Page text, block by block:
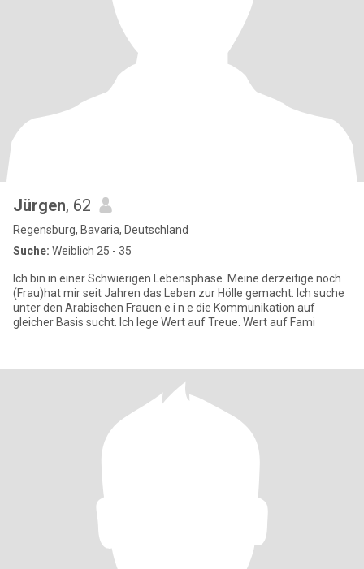
Jürgen, 62
Regensburg, Bavaria, Deutschland
Suche: Weiblich 25 - 35
Ich bin in einer Schwierigen Lebensphase. Meine derzeitige noch
(Frau)hat mir seit Jahren das Leben zur Hölle gemacht. Ich suche
unter den Arabischen Frauen e i n e die Kommunikation auf
gleicher Basis sucht. Ich lege Wert auf Treue. Wert auf Fami